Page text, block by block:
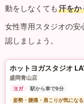
動をしなくても 汗をか
女性専用スタジオの安
認しましょう。
ホットヨガスタジオ
盛岡青山店
ヨガ
駅から車で9分
姿勢・腰痛・肩こりが気になる